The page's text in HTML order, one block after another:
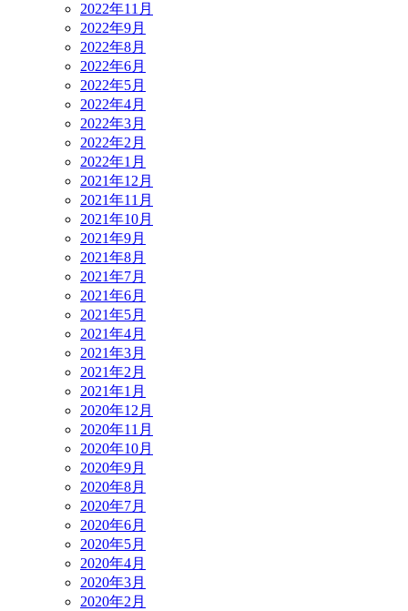
2022年11月
2022年9月
2022年8月
2022年6月
2022年5月
2022年4月
2022年3月
2022年2月
2022年1月
2021年12月
2021年11月
2021年10月
2021年9月
2021年8月
2021年7月
2021年6月
2021年5月
2021年4月
2021年3月
2021年2月
2021年1月
2020年12月
2020年11月
2020年10月
2020年9月
2020年8月
2020年7月
2020年6月
2020年5月
2020年4月
2020年3月
2020年2月